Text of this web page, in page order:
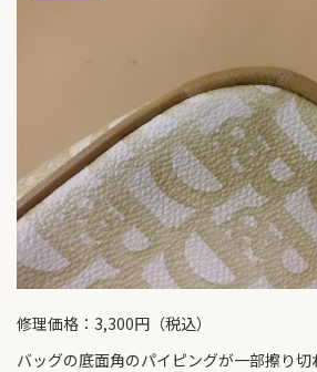
修理価格：3,300円（税込）
バッグの底面角のパイピングが一部擦り切